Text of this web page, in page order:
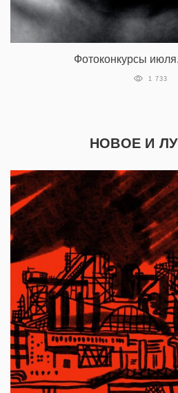
Фотоконкурсы
1 733
НОВОЕ И